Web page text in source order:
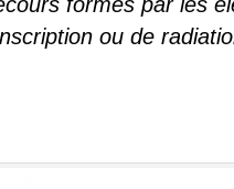
ou de